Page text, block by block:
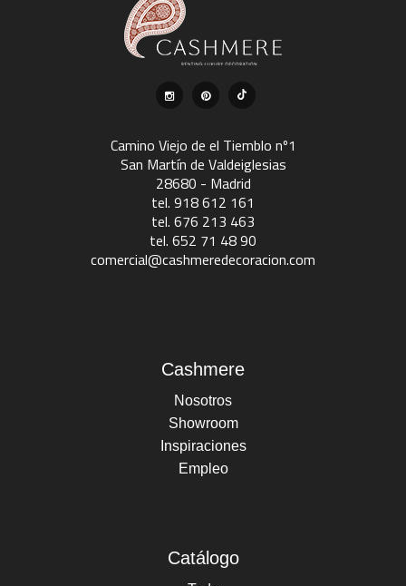
Camino Viejo de el Tiemblo nº1
San Martín de Valdeiglesias
28680 - Madrid
tel. 918 612 161
tel. 676 213 463
tel. 652 71 48 90
comercial@cashmeredecoracion.com
Cashmere
Nosotros
Showroom
Inspiraciones
Empleo
Catálogo